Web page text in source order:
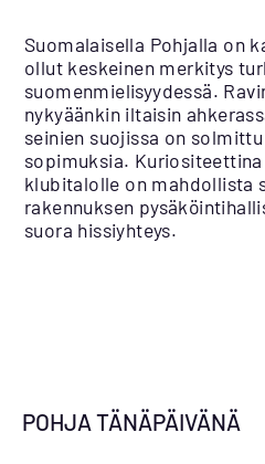
Suomalaisella Pohjalla on
ollut keskeinen merkitys
suomenmielisyydessä.
nykyäänkin iltaisin
seinien suojissa on
sopimuksia.
klubitalolle on mahdollista
rakennuksen
suora hissiyhteys.
POHJA TÄNÄPÄIVÄNÄ